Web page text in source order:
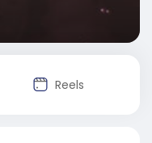
Reels